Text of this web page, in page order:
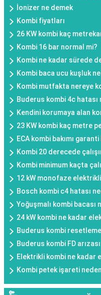
İonizer ne demek
Kombi fiyatları
26 KW kombi kaç
Kombi 16 bar normal mi?
Kombi ne kadar sürede
Kombi baca ucu kuşluk
Kombi mutfakta nereye
Buderus kombi 4c hatası
Kendini korumaya alan
23 KW kombi kaç metre
ECA kombi bakımı
Kombi 20 derecede
Kombi minimum kaçta
12 kW monofaze
Bosch kombi c4 hatası
Yoğuşmalı kombi bacası
24 kW kombi ne kadar
Buderus kombi
Buderus kombi FD
Elektrikli kombi ne kadar
Kombi petek işareti